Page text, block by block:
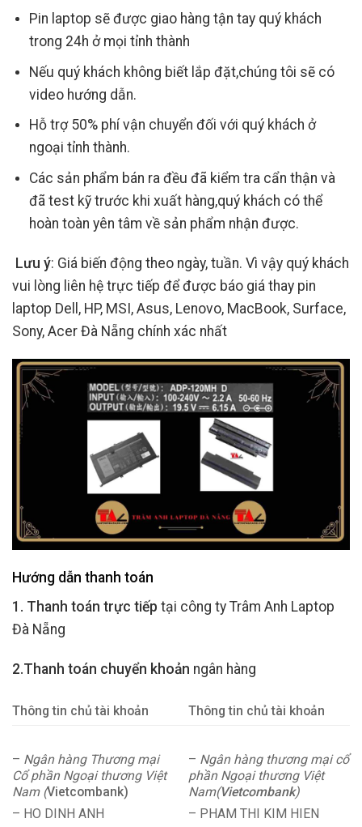
Pin laptop sẽ được giao hàng tận tay quý khách
trong 24h ở mọi tỉnh thành
Nếu quý khách không biết lắp đặt,chúng tôi sẽ có
video hướng dẫn.
Hỗ trợ 50% phí vận chuyển đối với quý khách ở
ngoại tỉnh thành.
Các sản phẩm bán ra đều đã kiểm tra cẩn thận và
đã test kỹ trước khi xuất hàng,quý khách có thể
hoàn toàn yên tâm về sản phẩm nhận được.
Lưu ý: Giá biến động theo ngày, tuần. Vì vậy quý khách
vui lòng liên hệ trực tiếp để được báo giá thay pin
laptop Dell, HP, MSI, Asus, Lenovo, MacBook, Surface,
Sony, Acer Đà Nẵng chính xác nhất
Hướng dẫn thanh toán
1. Thanh toán trực tiếp tại công ty Trâm Anh Laptop
Đà Nẵng
2.Thanh toán chuyển khoản ngân hàng
Thông tin chủ tài khoản Thông tin chủ tài khoản
– Ngân hàng Thương mại
Cổ phần Ngoại thương Việt
Nam (Vietcombank)
– HO DINH ANH
– Ngân hàng thương mại cổ
phần Ngoại thương Việt
Nam(Vietcombank)
– PHAM THI KIM HIEN